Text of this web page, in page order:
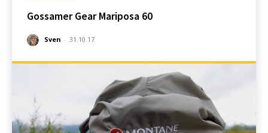
Gossamer Gear Mariposa 60
Sven - 31.10.17